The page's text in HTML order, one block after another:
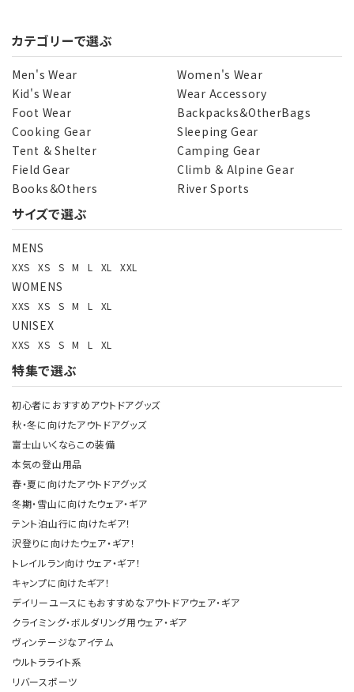
カテゴリーで選ぶ
Men's Wear
Women's Wear
Kid's Wear
Wear Accessory
Foot Wear
Backpacks＆OtherBags
Cooking Gear
Sleeping Gear
Tent ＆ Shelter
Camping Gear
Field Gear
Climb ＆ Alpine Gear
Books＆Others
River Sports
サイズで選ぶ
MENS
XXS XS S M L XL XXL
WOMENS
XXS XS S M L XL
UNISEX
XXS XS S M L XL
特集で選ぶ
初心者におすすめアウトドアグッズ
秋・冬に向けたアウトドアグッズ
富士山いくならこの装備
本気の登山用品
春・夏に向けたアウトドアグッズ
冬期・雪山に向けたウェア・ギア
テント泊山行に向けたギア！
沢登りに向けたウェア・ギア！
トレイルラン向けウェア・ギア！
キャンプに向けたギア！
デイリーユースにもおすすめなアウトドアウェア・ギア
クライミング・ボルダリング用ウェア・ギア
ヴィンテージなアイテム
ウルトラライト系
リバースポーツ